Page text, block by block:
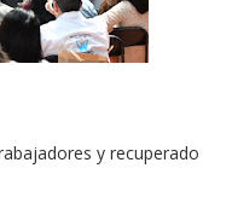
y recuperado